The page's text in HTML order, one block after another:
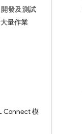
發及測試
量作業
Connect 模